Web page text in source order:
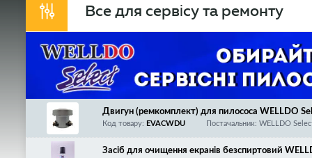
Все для сервісу та ремонту
Двигун (ремкомплект) для пилососа WELLDO
E, 220v/50Hz, input and output power - 800W/
Код товару: EVACWDU Постачальник: WELLDO
Засіб для очищення екранів безспиртовий